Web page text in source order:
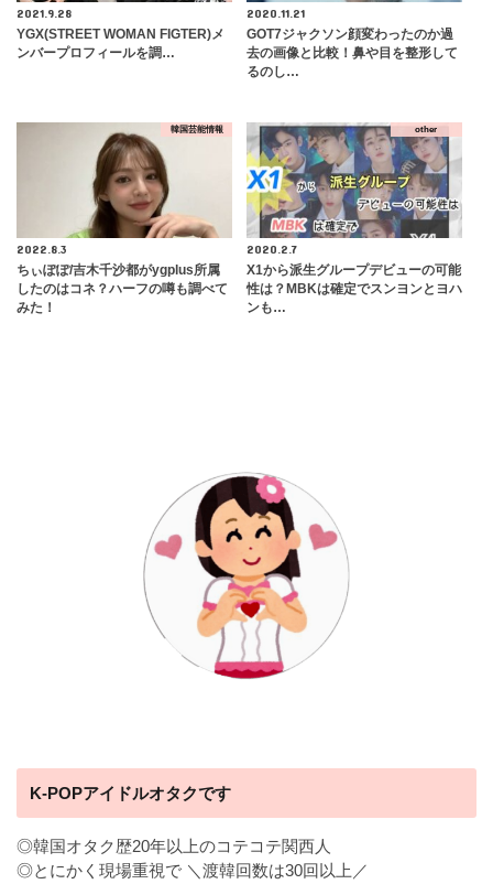
2021.9.28
YGX(STREET WOMAN FIGTER)メ
ンバープロフィールを調…
2020.11.21
GOT7ジャクソン顔変わったのか過
去の画像と比較！鼻や目を整形して
るのし…
韓国芸能情報
2022.8.3
ちぃぽぽ/吉木千沙都がygplus所属
したのはコネ？ハーフの噂も調べて
みた！
other
2020.2.7
X1から派生グループデビューの可能
性は？MBKは確定でスンヨンとヨハ
ンも…
K-POPアイドルオタクです
◎韓国オタク歴20年以上のコテコテ関西人
◎とにかく現場重視で ＼渡韓回数は30回以上／